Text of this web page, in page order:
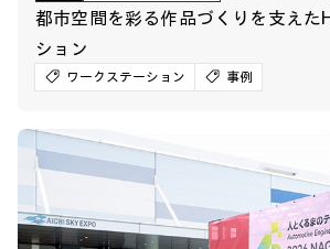
都市空間を彩る作品づくりを支えた
ション
ワークステーション 事例